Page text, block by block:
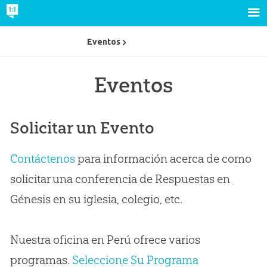
Eventos
Solicitar un Evento
Contáctenospara información acerca de como
solicitar una conferencia de Respuestas en
Génesis en su iglesia, colegio, etc.
Nuestra oficina en Perú ofrece varios
programas. Seleccione Su Programa
Eventos